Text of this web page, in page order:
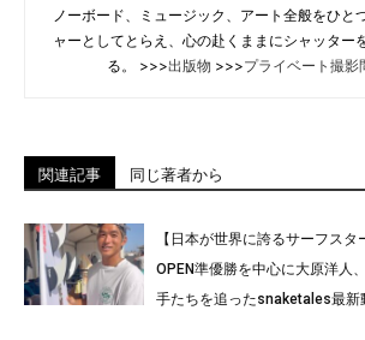
ノーボード、ミュージック、アート全般をひと
ャーとしてとらえ、心の赴くままにシャッター
る。 >>>出版物 >>>プライベート撮影
関連記事 同じ著者から
【日本が世界に誇るサーフス
OPEN準優勝を中心に大原洋人
手たちを追ったsnaketales最新